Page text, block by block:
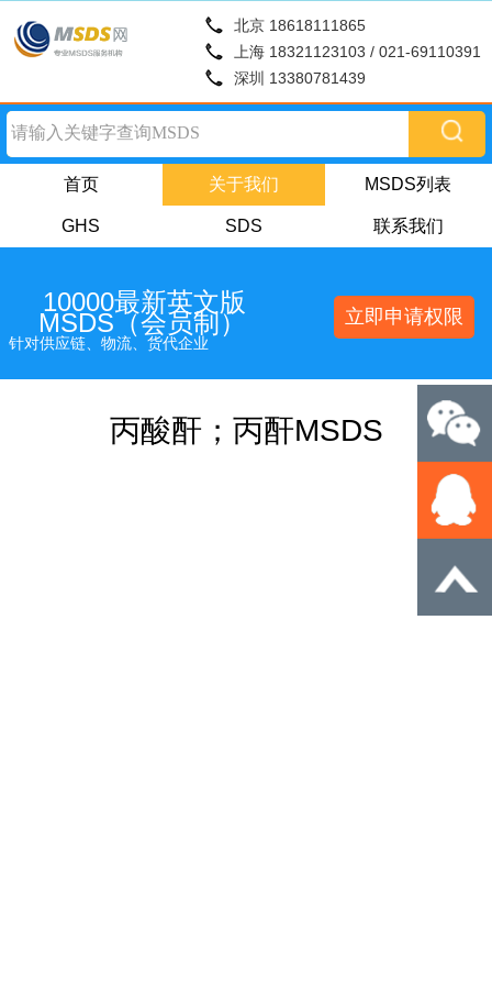
北京 18618111865
上海 18321123103 / 021-69110391
深圳 13380781439
首页 关于我们 MSDS列表
GHS SDS 联系我们
10000最新英文版
MSDS（会员制）
针对供应链、物流、货代企业
立即申请权限
丙酸酐；丙酐MSDS